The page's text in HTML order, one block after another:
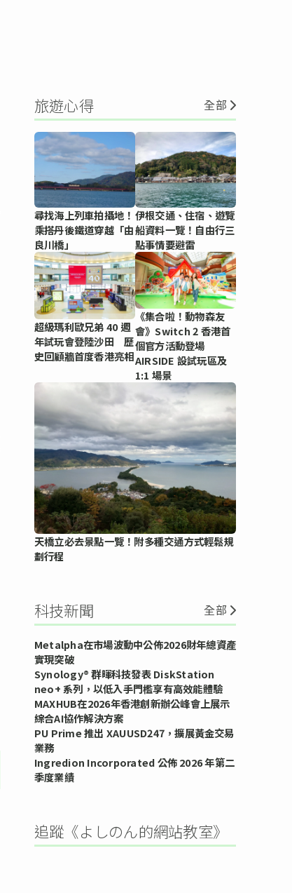
旅遊心得 全部
尋找海上列車拍攝地！
乘搭丹後鐵道穿越「由
良川橋」
伊根交通、住宿、遊覽
船資料一覽！自由行三
點事情要避雷
超級瑪利歐兄弟 40 週
年試玩會登陸沙田 歷
史回顧牆首度香港亮相
《集合啦！動物森友
會》Switch 2 香港首
個官方活動登場
AIRSIDE 設試玩區及
1:1 場景
天橋立必去景點一覽！附多種交通方式輕鬆規
劃行程
科技新聞 全部
Metalpha在市場波動中公佈2026財年總資產
實現突破
Synology® 群暉科技發表 DiskStation
neo+ 系列，以低入手門檻享有高效能體驗
MAXHUB在2026年香港創新辦公峰會上展示
綜合AI協作解決方案
PU Prime 推出 XAUUSD247，擴展黃金交易
業務
Ingredion Incorporated 公佈 2026 年第二
季度業績
追蹤《よしのん的網站教室》